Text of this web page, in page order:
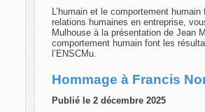
L’humain et le comportement
relations humaines en entreprise,
Mulhouse à la présentation de Jean
comportement humain font les
l’ENSCMu.
Hommage à Francis
Publié le 2 décembre 2025